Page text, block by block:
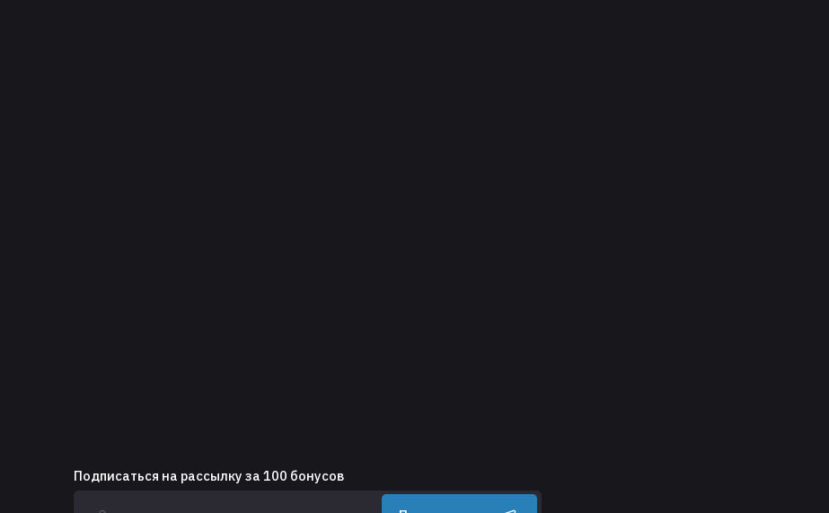
Подписаться на рассылку за 100 бонусов